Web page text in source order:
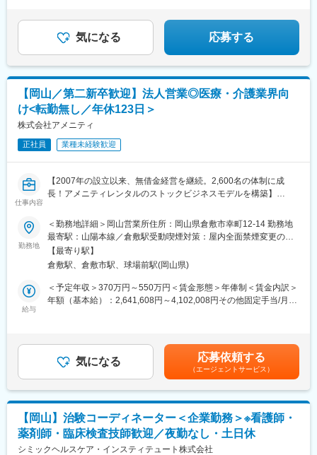
気になる 応募する
【岡山／第二新卒歓迎】法人営業◎医療・介護業界向
け<転勤無し／年休123日＞
株式会社アメニティ
正社員 業種未経験歓迎
仕事内容
【2007年の設立以来、無借金経営を継続。2,600名の体制に成
長！アメニティレンタルのストックビジネスモデルを構築】
を図るため、このたび新たな仲間をお迎えすることとなりまし
た。
■業務詳細：
病院や介護施設に向けて、入院・入所時に必要な衣類やタオル、
日用品などをレンタルできる「アメニティサポートシステム」を
提案する営業です。ニーズに応じて、人材派遣・紹介サービスや
献性も高く、今後の高齢化社会において成長が見込める成長産業
です。 また、病院や介護施設の業務軽減に貢献する事で、患者
様、利用者様へのサービス向上に直結する為、大変やりがいのあ
■キャリアアップについて：
本人の頑張りを昇給、昇格にて評価される制度が御座います。ま
た、事業拡大に伴い、新規の営業所も出店しており、営業所長や
エリアを管理する責任者などのポストがある為、早期のキャリア
勤務地
＜勤務地詳細＞岡山営業所住所：岡山県倉敷市幸町12-14 勤務地
最寄駅：山陽本線／倉敷駅受動喫煙対策：屋内全面禁煙変更の範
囲：本文参照
【最寄り駅】
倉敷駅、倉敷市駅、球場前駅(岡山県)
給与
＜予定年収＞370万円～550万円＜賃金形態＞年俸制＜賃金内訳＞
年額（基本給）：2,641,608円～4,102,008円その他固定手当/月：
無＞有＜残業手当＞有＜給与補足＞※経験・能力・前職の給与など
を考慮するため上下する可能性があります・評価：年2回（4月・
10月/売上実績だけでなく取り組み姿勢や提案プロセスなどの定性
評価も重視）・年収例：370-480万円(主任/入社2-3年)⇒420-550
万円(係長/入社3-5年)賃金はあくまでも目安の金額であり、選考を
通じて上下する可能性があります。月給(月額)は固定手当を含めた
表記です。
気になる 応募依頼する
（エージェントサービス）
【岡山】治験コーディネーター＜企業勤務＞※看護師・
薬剤師・臨床検査技師歓迎／夜勤なし・土日休
シミックヘルスケア・インスティテュート株式会社